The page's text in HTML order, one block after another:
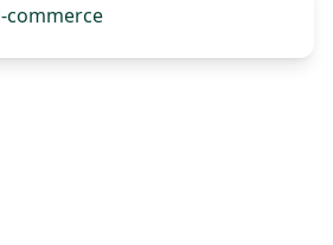
commerce